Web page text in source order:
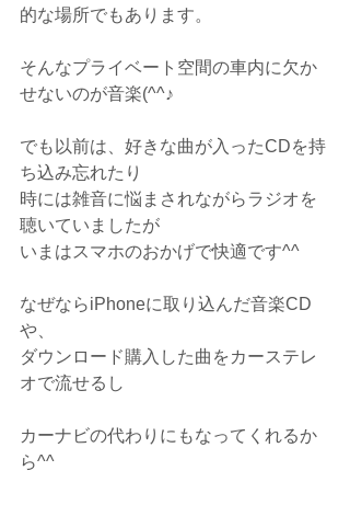
的な場所でもあります。
そんなプライベート空間の車内に欠か
せないのが音楽(^^♪
でも以前は、好きな曲が入ったCDを持
ち込み忘れたり
時には雑音に悩まされながらラジオを
聴いていましたが
いまはスマホのおかげで快適です^^
なぜならiPhoneに取り込んだ音楽CD
や、
ダウンロード購入した曲をカーステレ
オで流せるし
カーナビの代わりにもなってくれるか
ら^^